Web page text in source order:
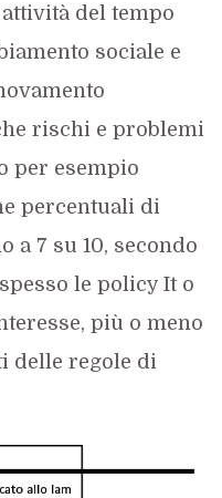
del tempo
sociale e
rischi e problemi
per esempio
percentuali di
a 7 su 10, secondo
le policy It o
più o meno
delle regole di